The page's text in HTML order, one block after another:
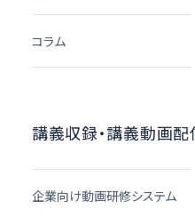
コラム
講義収録・講義動画配
企業向け動画研修システム